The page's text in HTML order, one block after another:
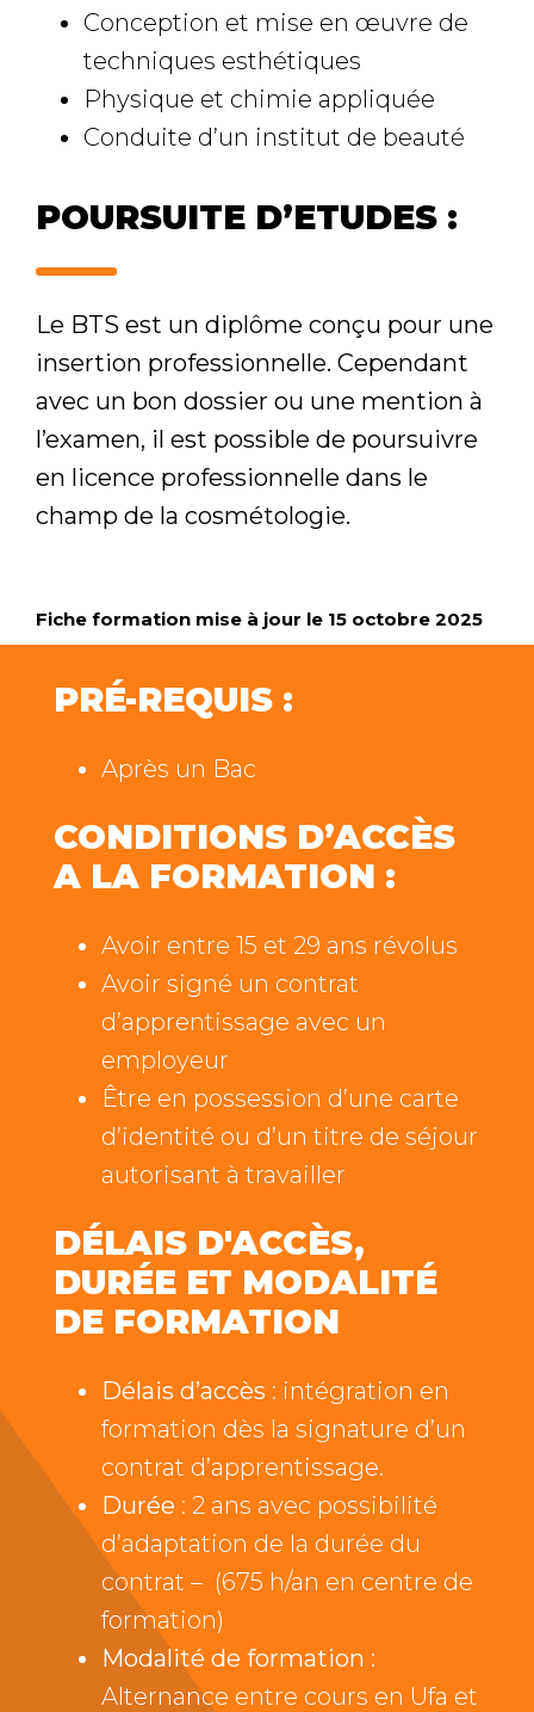
Conception et mise en œuvre de
techniques esthétiques
Physique et chimie appliquée
Conduite d’un institut de beauté
POURSUITE D’ETUDES :
Le BTS est un diplôme conçu pour une
insertion professionnelle. Cependant
avec un bon dossier ou une mention à
l’examen, il est possible de poursuivre
en licence professionnelle dans le
champ de la cosmétologie.
Fiche formation mise à jour le 15 octobre 2025
PRÉ-REQUIS :
Après un Bac
CONDITIONS D’ACCÈS
A LA FORMATION :
Avoir entre 15 et 29 ans révolus
Avoir signé un contrat
d’apprentissage avec un
employeur
Être en possession d’une carte
d’identité ou d’un titre de séjour
autorisant à travailler
DÉLAIS D'ACCÈS,
DURÉE ET MODALITÉ
DE FORMATION
Délais d’accès : intégration en
formation dès la signature d’un
contrat d’apprentissage.
Durée : 2 ans avec possibilité
d’adaptation de la durée du
contrat – (675 h/an en centre de
formation)
Modalité de formation :
Alternance entre cours en Ufa et